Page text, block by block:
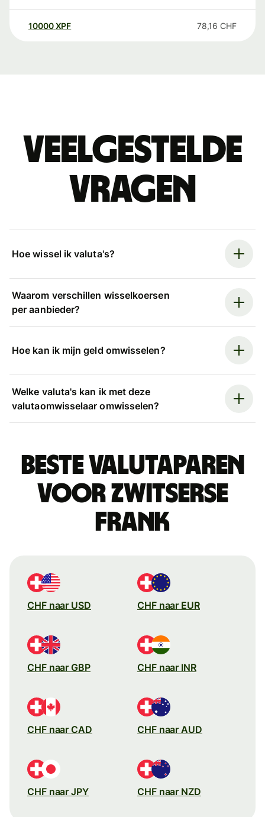
10000 XPF 78,16 CHF
Veelgestelde
vragen
Hoe wissel ik valuta's?
Waarom verschillen wisselkoersen
per aanbieder?
Hoe kan ik mijn geld omwisselen?
Welke valuta's kan ik met deze
valutaomwisselaar omwisselen?
Beste valutaparen
voor Zwitserse
frank
CHF naar USD CHF naar EUR
CHF naar GBP CHF naar INR
CHF naar CAD CHF naar AUD
CHF naar JPY CHF naar NZD